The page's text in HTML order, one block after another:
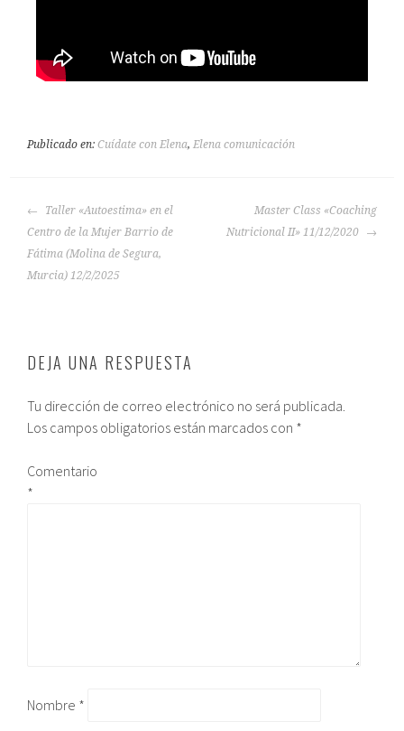
Publicado en:Cuídate con Elena,Elena comunicación
Taller «Autoestima» en el
Centro de la Mujer Barrio de
Fátima (Molina de Segura,
Murcia) 12/2/2025
Master Class «Coaching
Nutricional II» 11/12/2020
DEJA UNA RESPUESTA
Tu dirección de correo electrónico no será publicada.
Los campos obligatorios están marcados con *
Comentario
*
Nombre *